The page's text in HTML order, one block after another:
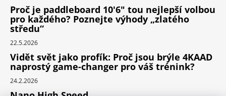
Proč je paddleboard 10'6" tou nejlepší volbou
pro každého? Poznejte výhody „zlatého
středu“
22.5.2026
Vidět svět jako profík: Proč jsou brýle 4KAAD
naprostý game-changer pro váš trénink?
24.2.2026